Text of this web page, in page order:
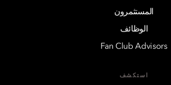
المستثمرون
الوظائف
Fan Club Advisors
استكشف